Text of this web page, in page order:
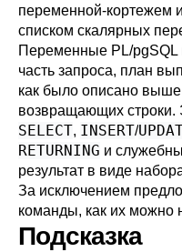
переменной-кортежем
списком скалярных
Переменные PL/pgSQL
часть запроса, план
как было описано
возвращающих строки.
SELECT, INSERT/
RETURNING и
результат в виде
За исключением
команды, как их можно
Подсказка